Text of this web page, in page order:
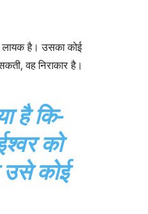
लायक है। उसका कोई
वह निराकार है।
है कि-
को
उसे कोई